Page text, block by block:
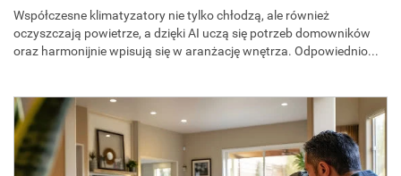
Współczesne klimatyzatory nie tylko chłodzą, ale również
oczyszczają powietrze, a dzięki AI uczą się potrzeb domowników
oraz harmonijnie wpisują się w aranżację wnętrza. Odpowiednio...